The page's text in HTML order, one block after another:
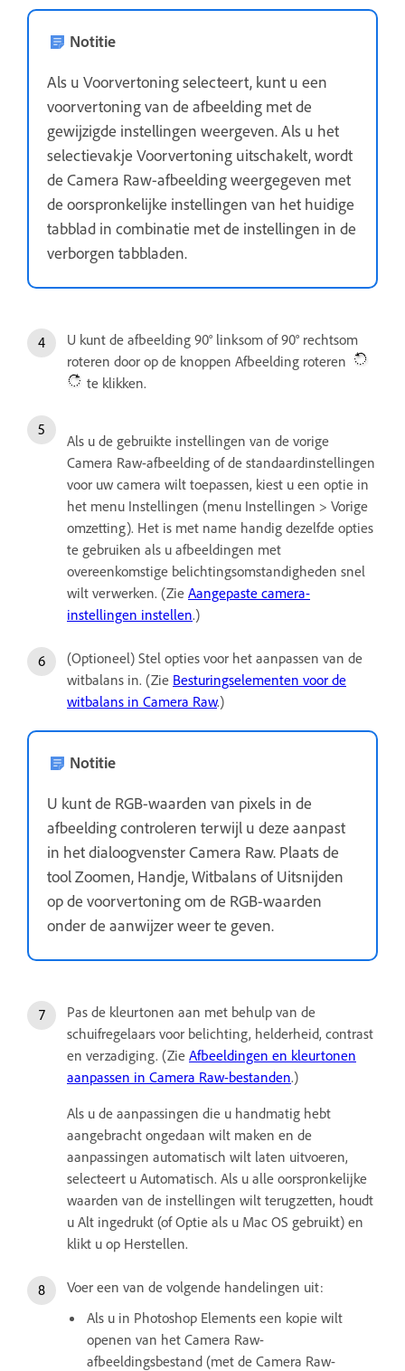
Notitie
Als u Voorvertoning selecteert, kunt u een
voorvertoning van de afbeelding met de
gewijzigde instellingen weergeven. Als u het
selectievakje Voorvertoning uitschakelt, wordt
de Camera Raw-afbeelding weergegeven met
de oorspronkelijke instellingen van het huidige
tabblad in combinatie met de instellingen in de
verborgen tabbladen.
U kunt de afbeelding 90° linksom of 90° rechtsom
roteren door op de knoppen Afbeelding roteren
te klikken.
Als u de gebruikte instellingen van de vorige
Camera Raw-afbeelding of de standaardinstellingen
voor uw camera wilt toepassen, kiest u een optie in
het menu Instellingen (menu Instellingen > Vorige
omzetting). Het is met name handig dezelfde opties
te gebruiken als u afbeeldingen met
overeenkomstige belichtingsomstandigheden snel
wilt verwerken. (Zie Aangepaste camera-
instellingen instellen.)
(Optioneel) Stel opties voor het aanpassen van de
witbalans in. (Zie Besturingselementen voor de
witbalans in Camera Raw.)
Notitie
U kunt de RGB-waarden van pixels in de
afbeelding controleren terwijl u deze aanpast
in het dialoogvenster Camera Raw. Plaats de
tool Zoomen, Handje, Witbalans of Uitsnijden
op de voorvertoning om de RGB-waarden
onder de aanwijzer weer te geven.
Pas de kleurtonen aan met behulp van de
schuifregelaars voor belichting, helderheid, contrast
en verzadiging. (Zie Afbeeldingen en kleurtonen
aanpassen in Camera Raw-bestanden.)
Als u de aanpassingen die u handmatig hebt
aangebracht ongedaan wilt maken en de
aanpassingen automatisch wilt laten uitvoeren,
selecteert u Automatisch. Als u alle oorspronkelijke
waarden van de instellingen wilt terugzetten, houdt
u Alt ingedrukt (of Optie als u Mac OS gebruikt) en
klikt u op Herstellen.
Voer een van de volgende handelingen uit:
Als u in Photoshop Elements een kopie wilt
openen van het Camera Raw-
afbeeldingsbestand (met de Camera Raw-